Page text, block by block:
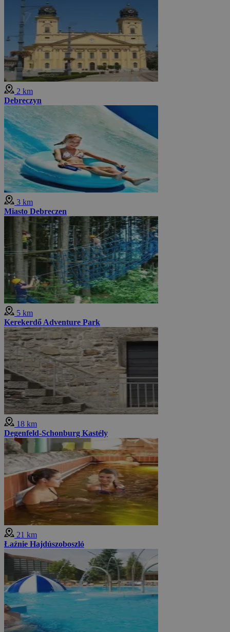
2 km
Debreczyn
3 km
Miasto Debreczen
5 km
Kerekerdő Adventure Park
18 km
Degenfeld-Schonburg Kastély
21 km
Łaźnie Hajdúszoboszló